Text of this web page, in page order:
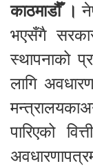
काठमाडौँ ।
भएसँगै
स्थापनाको
लागि
पारिएको